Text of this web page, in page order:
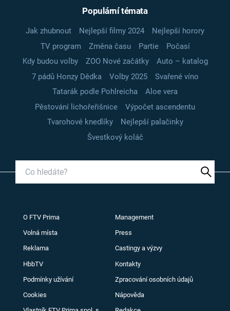
Populární témata
Jak zhubnout Nejlepší filmy 2024
Nejlepší horory
TV program
Změna času Partie
Počasí
Kdy budou volby
ZOO Nové začátky
Auto – katalog
7 pádů Honzy Dědka
Volby 2025
Svařené víno
Tatarák podle Pohlreicha
Aloe vera
Pěstování lichořeřišnice
Výpočet ascendentu
Tvarohové knedlíky
Nejlepší palačinky
Švestkový koláč
O FTV Prima Management
Volná místa Press
Reklama Castingy a výzvy
HbbTV Kontakty
Podmínky užívání Zpracování osobních údajů
Cookies Nápověda